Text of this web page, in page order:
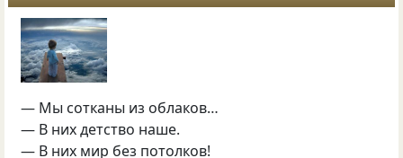
— Мы сотканы из облаков…
— В них детство наше.
— В них мир без потолков!